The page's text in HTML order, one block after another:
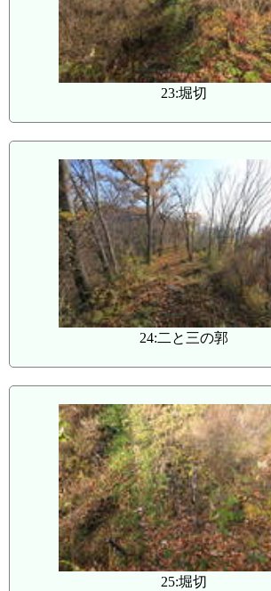
23:堀切
24:二と三の郭
25:堀切